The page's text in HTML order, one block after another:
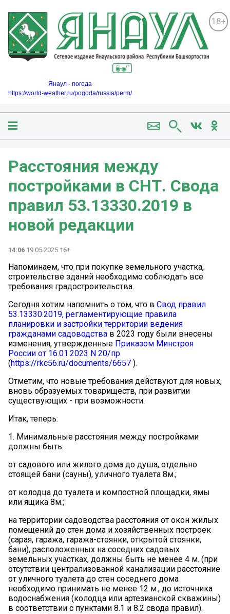
18+
Янаул - погода
https://world-weather.ru/pogoda/russia/perm/
Расстояния между
постройками в СНТ. Свода
правил 53.13330.2019 в
новой редакции
14:06 19.05.2025 16+
Напоминаем, что при покупке земельного участка,
строительстве зданий необходимо соблюдать все
требования градостроительства.
Сегодня хотим напомнить о том, что в Свод правил
53.13330.2019, регламентирующие правила
планировки и застройки территории ведения
гражданами садоводства в 2023 году были внесены
изменения, утвержденные Приказом Минстроя
России от 16.01.2023 N 20/пр
(https://rkc56.ru/documents/6657 ).
Отметим, что новые требования действуют для новых,
вновь образуемых товариществ, при развитии
существующих - при возможности.
Итак, теперь:
1. Минимальные расстояния между постройками
должны быть:
от садового или жилого дома до душа, отдельно
стоящей бани (сауны), уличного туалета 8м.;
от колодца до туалета и компостной площадки, ямы
или ящика 8м.;
на территории садоводства расстояния от окон жилых
помещений до стен дома и хозяйственных построек
(сарая, гаража, гаража-стоянки, открытой стоянки,
бани), расположенных на соседних садовых
земельных участках, должны быть не менее 4 м. (при
отсутствии централизованной канализации расстояние
от уличного туалета до стен соседнего дома
необходимо принимать не менее 12 м., до источника
водоснабжения (колодца или артезианской скважины)
в соответствии с пунктами 8.1 и 8.2 свода правил).